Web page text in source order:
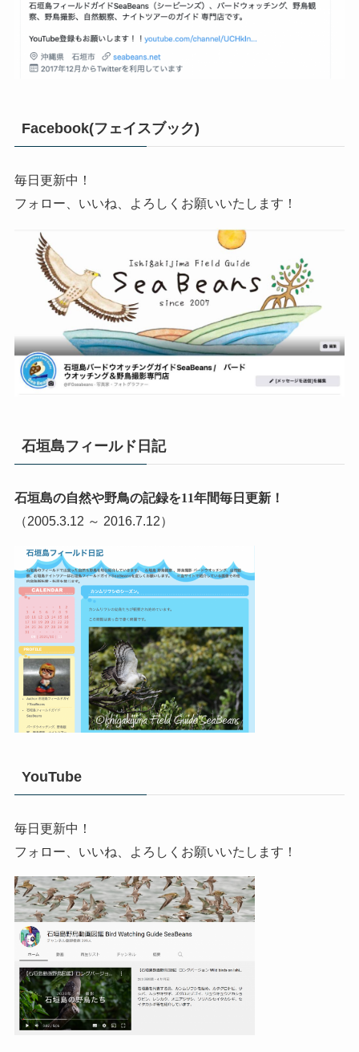
Facebook(フェイスブック)
毎日更新中！
フォロー、いいね、よろしくお願いいたします！
石垣島フィールド日記
石垣島の自然や野鳥の記録を11年間毎日更新！
（2005.3.12 ～ 2016.7.12）
YouTube
毎日更新中！
フォロー、いいね、よろしくお願いいたします！